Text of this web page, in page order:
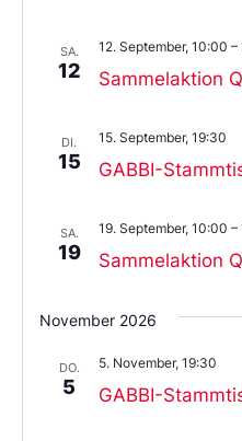
SA.
12 Sammelaktion
12. September, 10:00 –
DI.
15 GABBI-
15. September, 19:30
SA.
19 Sammelaktion
19. September, 10:00 –
November 2026
DO.
5 GABBI-
5. November, 19:30